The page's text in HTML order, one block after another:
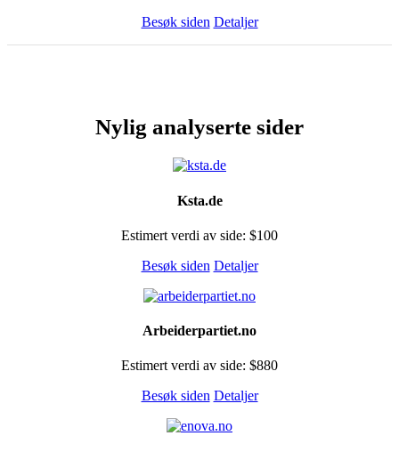
Besøk siden Detaljer
Nylig analyserte sider
Ksta.de
Estimert verdi av side: $100
Besøk siden Detaljer
Arbeiderpartiet.no
Estimert verdi av side: $880
Besøk siden Detaljer